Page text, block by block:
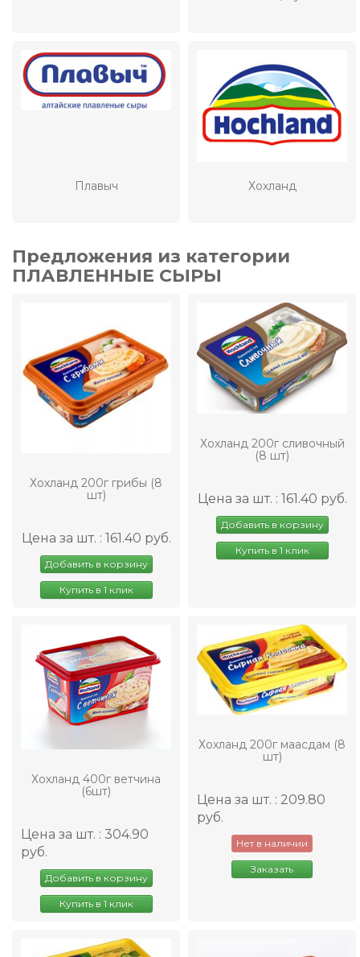
Плавыч Хохланд
Предложения из категории
ПЛАВЛЕННЫЕ СЫРЫ
Хохланд 200г грибы (8
шт)
Цена за шт. : 161.40 руб.
Добавить в корзину
Купить в 1 клик
Хохланд 200г сливочный
(8 шт)
Цена за шт. : 161.40 руб.
Добавить в корзину
Купить в 1 клик
Хохланд 400г ветчина
(6шт)
Цена за шт. : 304.90
руб.
Добавить в корзину
Купить в 1 клик
Хохланд 200г маасдам (8
шт)
Цена за шт. : 209.80
руб.
Нет в наличии
Заказать